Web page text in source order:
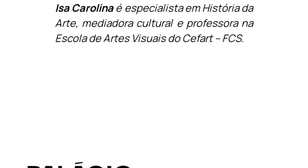
Isa Carolinaé especialista em História da
Arte, mediadora cultural e professora na
Escola de Artes Visuais do Cefart – FCS.